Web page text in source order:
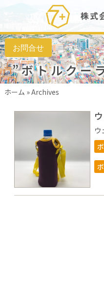
”ボトルクー
ホーム »Archives
ウ